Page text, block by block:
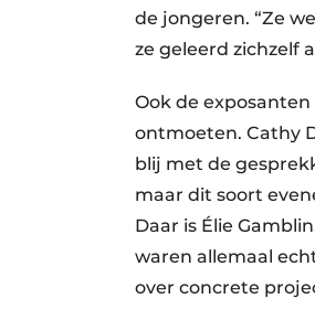
de jongeren. “Ze
ze geleerd zichzelf
Ook de
ontmoeten. Cathy
blij met de
maar dit soort
Daar is Élie
waren allemaal
over concrete